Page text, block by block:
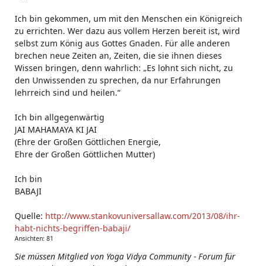
Ich bin gekommen, um mit den Menschen ein Königreich
zu errichten. Wer dazu aus vollem Herzen bereit ist, wird
selbst zum König aus Gottes Gnaden. Für alle anderen
brechen neue Zeiten an, Zeiten, die sie ihnen dieses
Wissen bringen, denn wahrlich: „Es lohnt sich nicht, zu
den Unwissenden zu sprechen, da nur Erfahrungen
lehrreich sind und heilen.“
Ich bin allgegenwärtig
JAI MAHAMAYA KI JAI
(Ehre der Großen Göttlichen Energie,
Ehre der Großen Göttlichen Mutter)
Ich bin
BABAJI
Quelle: http://www.stankovuniversallaw.com/2013/08/ihr-
habt-nichts-begriffen-babaji/
Ansichten: 81
Sie müssen Mitglied von Yoga Vidya Community - Forum für